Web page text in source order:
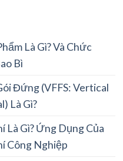
Là Gì? Và Chức
Bì
Đứng (VFFS: Vertical
Là Gì?
Là Gì? Ứng Dụng Của
Công Nghiệp